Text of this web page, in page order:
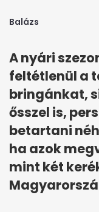
Balázs
A nyári
feltétlenül a
bringánkat,
ősszel is,
betartani
ha azok
mint két